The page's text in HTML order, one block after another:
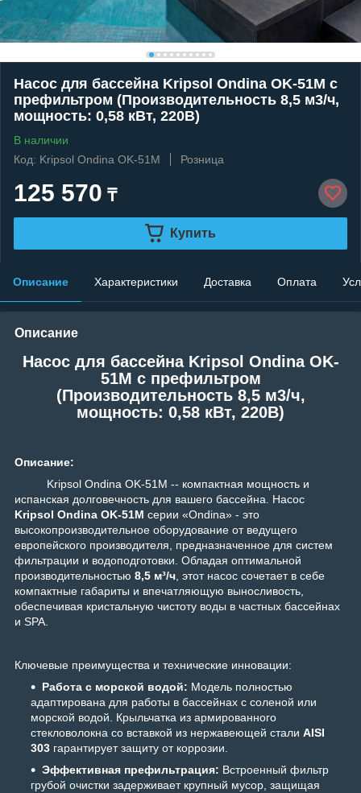
Насос для бассейна Kripsol Ondina OK-51M c
префильтром (Производительность 8,5 м3/ч,
мощность: 0,58 кВт, 220В)
В наличии
Код: Kripsol Ondina OK-51M
Розница
125 570 ₸
Купить
Описание Характеристики Доставка Оплата
Описание
Насос для бассейна Kripsol Ondina OK-
51M c префильтром
(Производительность 8,5 м3/ч,
мощность: 0,58 кВт, 220В)
Описание:
Kripsol Ondina OK-51M -- компактная мощность и
испанская долговечность для вашего бассейна. Насос
Kripsol Ondina OK-51M серии «Ondina» - это
высокопроизводительное оборудование от ведущего
европейского производителя, предназначенное для систем
фильтрации и водоподготовки. Обладая оптимальной
производительностью 8,5 м³/ч, этот насос сочетает в себе
компактные габариты и впечатляющую выносливость,
обеспечивая кристальную чистоту воды в частных бассейнах
и SPA.
Ключевые преимущества и технические инновации:
Работа с морской водой: Модель полностью
адаптирована для работы в бассейнах с соленой или
морской водой. Крыльчатка из армированного
стекловолокна со вставкой из нержавеющей стали AISI
303 гарантирует защиту от коррозии.
Эффективная префильтрация: Встроенный фильтр
грубой очистки задерживает крупный мусор, защищая